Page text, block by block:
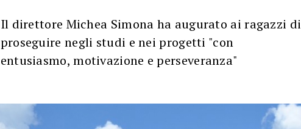
Il direttore Michea Simona ha augurato ai ragazzi di
proseguire negli studi e nei progetti "con
entusiasmo, motivazione e perseveranza"